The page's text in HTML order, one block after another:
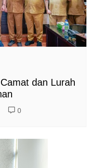
dan Lurah
0